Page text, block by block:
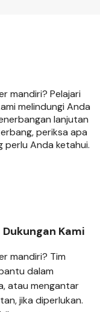
mandiri? Pelajari
melindungi Anda
lanjutan
periksa apa
perlu Anda ketahui.
Kami
mandiri? Tim
dalam
atau mengantar
jika diperlukan.